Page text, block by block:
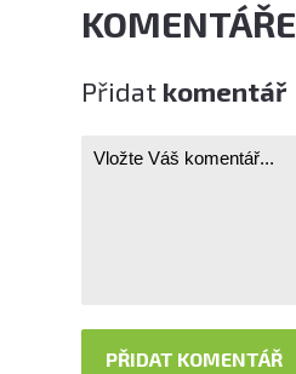
KOMENTÁŘE
Přidat komentář